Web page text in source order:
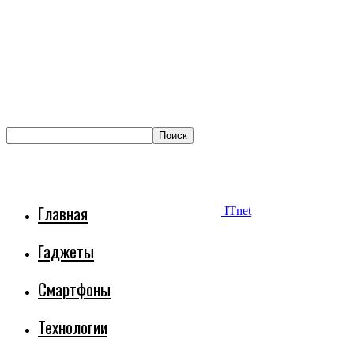
ITnet
Главная
Гаджеты
Смартфоны
Технологии